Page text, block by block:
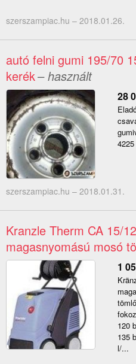
szerszampiac.hu – 2018.01.26.
autó felni gumi 195/70
kerék– használt
28
szerszampiac.hu – 2018.01.31.
Kranzle Therm CA 15/
magasnyomású mosó
1
120
135
l/...